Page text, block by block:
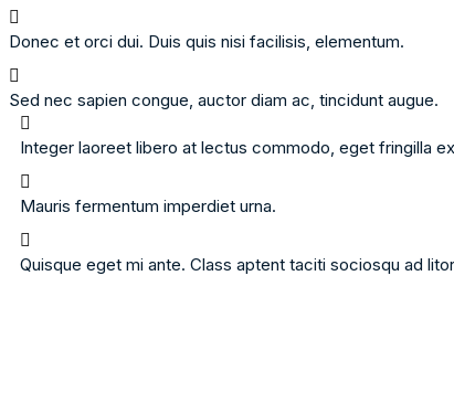
Donec et orci dui. Duis quis nisi facilisis, elementum.
Sed nec sapien congue, auctor diam ac, tincidunt augue.
Integer laoreet libero at lectus commodo, eget fringilla
Mauris fermentum imperdiet urna.
Quisque eget mi ante. Class aptent taciti sociosqu ad